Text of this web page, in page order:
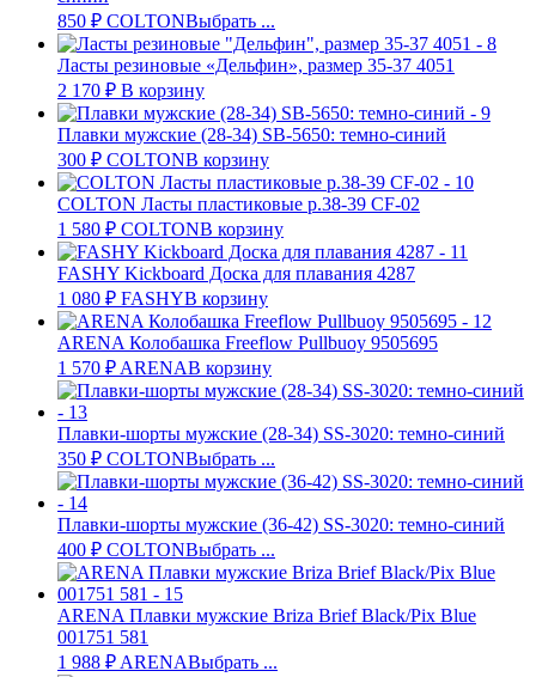
850 ₽ COLTONВыбрать ...
Ласты резиновые «Дельфин», размер 35-37 4051
2 170 ₽ В корзину
Плавки мужские (28-34) SB-5650: темно-синий
300 ₽ COLTONВ корзину
COLTON Ласты пластиковые р.38-39 CF-02
1 580 ₽ COLTONВ корзину
FASHY Kickboard Доска для плавания 4287
1 080 ₽ FASHYВ корзину
ARENA Колобашка Freeflow Pullbuoy 9505695
1 570 ₽ ARENAВ корзину
Плавки-шорты мужские (28-34) SS-3020: темно-синий
350 ₽ COLTONВыбрать ...
Плавки-шорты мужские (36-42) SS-3020: темно-синий
400 ₽ COLTONВыбрать ...
ARENA Плавки мужские Briza Brief Black/Pix Blue
001751 581
1 988 ₽ ARENAВыбрать ...